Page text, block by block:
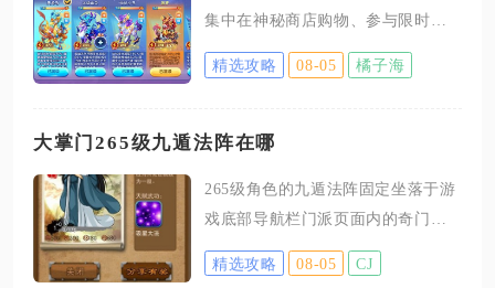
集中在神秘商店购物、参与限时奖
池、购置活动礼包，是游戏内优先
级很高的稀缺资源，能够兑换大量
具，也是平民玩家逐步完善装备体
钻石与七彩石，二者体系相互独
立，不能直接互通，规划资源前需
要分清两种货币的消费渠道，避免
精选攻略 08-05 橘子海
大掌门265级九遁法阵在哪
265级角色的九遁法阵固定坐落于游
戏底部导航栏门派页面内的奇门八
卦系统板块当中，等级达到65级即
可永久解锁该入口，高阶等级不会
精选攻略 08-05 CJ